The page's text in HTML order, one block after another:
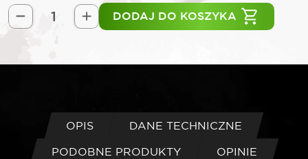
ilość
DODAJ DO KOSZYKA
OPIS
DANE TECHNICZNE
PODOBNE PRODUKTY
OPINIE